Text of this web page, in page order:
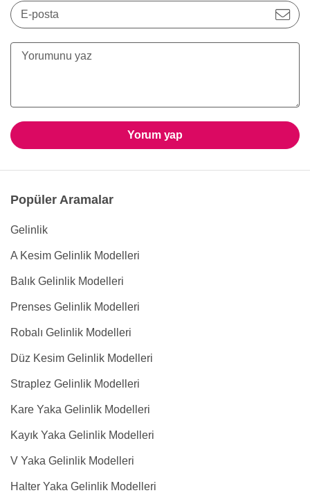
E-posta
Yorum yap
Popüler Aramalar
Gelinlik
A Kesim Gelinlik Modelleri
Balık Gelinlik Modelleri
Prenses Gelinlik Modelleri
Robalı Gelinlik Modelleri
Düz Kesim Gelinlik Modelleri
Straplez Gelinlik Modelleri
Kare Yaka Gelinlik Modelleri
Kayık Yaka Gelinlik Modelleri
V Yaka Gelinlik Modelleri
Halter Yaka Gelinlik Modelleri